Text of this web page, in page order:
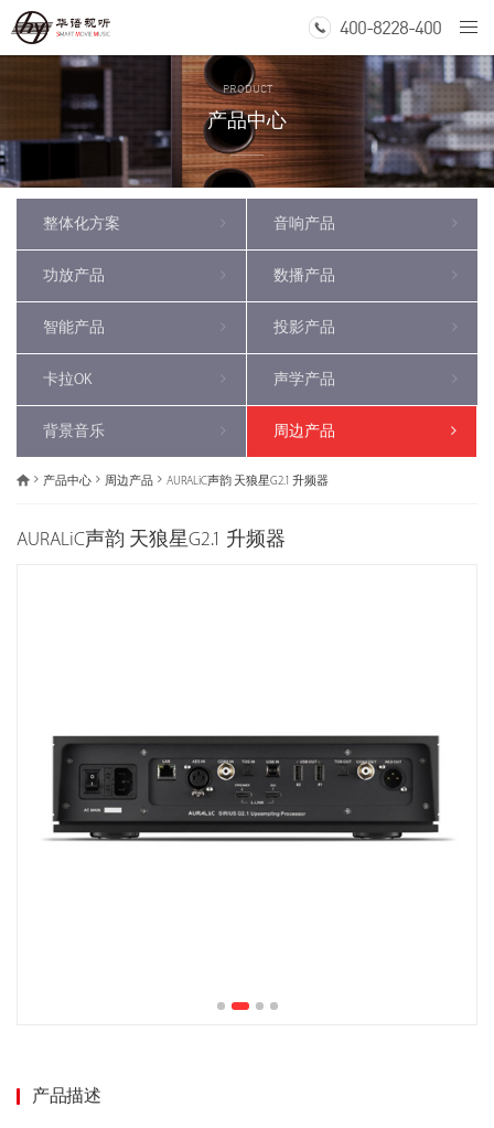
400-8228-400
PRODUCT
产品中心
整体化方案 音响产品
功放产品 数播产品
智能产品 投影产品
卡拉OK 声学产品
背景音乐 周边产品
产品中心 周边产品 AURALiC声韵 天狼星G2.1 升频器
AURALiC声韵 天狼星G2.1 升频器
产品描述